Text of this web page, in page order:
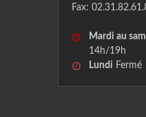
Fax:
Mardi au
14h/19h
Lundi Fermé